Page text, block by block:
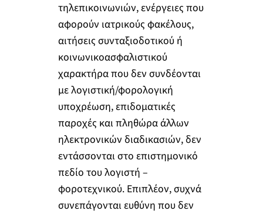
τηλεπικοινωνιών, ενέργειες που
αφορούν ιατρικούς φακέλους,
αιτήσεις συνταξιοδοτικού ή
κοινωνικοασφαλιστικού
χαρακτήρα που δεν συνδέονται
με λογιστική/φορολογική
υποχρέωση, επιδοματικές
παροχές και πληθώρα άλλων
ηλεκτρονικών διαδικασιών, δεν
εντάσσονται στο επιστημονικό
πεδίο του λογιστή –
φοροτεχνικού. Επιπλέον, συχνά
συνεπάγονται ευθύνη που δεν